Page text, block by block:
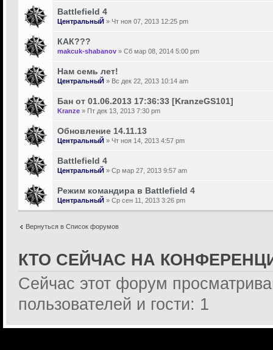
Battlefield 4
ЦентральныЙ » Чт ноя 07, 2013 12:25 pm
КАК???
makcuk-shabanov » Сб мар 08, 2014 5:00 pm
Нам семь лет!
ЦентральныЙ » Вс дек 22, 2013 10:14 am
Бан от 01.06.2013 17:36:33 [KranzeGS101]
Kranze » Пт дек 13, 2013 7:30 pm
Обновление 14.11.13
ЦентральныЙ » Чт ноя 14, 2013 4:57 pm
Battlefield 4
ЦентральныЙ » Ср мар 27, 2013 9:57 am
Режим командира в Battlefield 4
ЦентральныЙ » Ср сен 11, 2013 3:26 pm
Вернуться в Список форумов
КТО СЕЙЧАС НА
Сейчас этот форум
пользователей и гости: 1